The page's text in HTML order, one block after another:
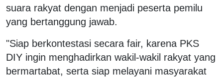
suara rakyat dengan menjadi peserta pemilu
yang bertanggung jawab.
"Siap berkontestasi secara fair, karena PKS
DIY ingin menghadirkan wakil-wakil rakyat yang
bermartabat, serta siap melayani masyarakat